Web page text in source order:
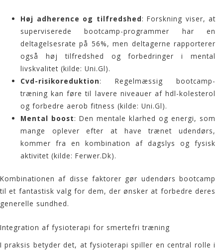
Høj adherence og tilfredshed: Forskning viser, at
superviserede bootcamp-programmer har en
deltagelsesrate på 56%, men deltagerne rapporterer
også høj tilfredshed og forbedringer i mental
livskvalitet (kilde:Uni.Gl).
Cvd-risikoreduktion: Regelmæssig bootcamp-
træning kan føre til lavere niveauer af hdl-kolesterol
og forbedre aerob fitness (kilde:Uni.Gl).
Mental boost: Den mentale klarhed og energi, som
mange oplever efter at have trænet udendørs,
kommer fra en kombination af dagslys og fysisk
aktivitet (kilde:Ferwer.Dk).
Kombinationen af disse faktorer gør udendørs bootcamp
til et fantastisk valg for dem, der ønsker at forbedre deres
generelle sundhed.
Integration af fysioterapi for smertefri træning
I praksis betyder det, at fysioterapi spiller en central rolle i